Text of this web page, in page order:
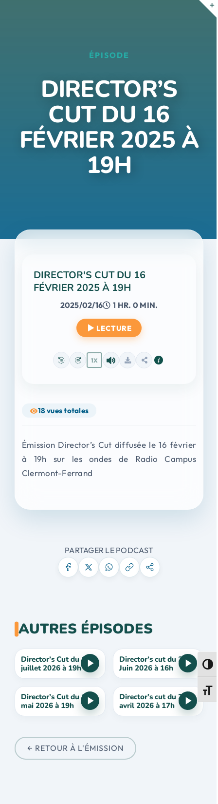
ÉPISODE
DIRECTOR’S
CUT DU 16
FÉVRIER 2025 À
19H
DIRECTOR'S CUT DU 16
FÉVRIER 2025 À 19H
2025/02/16 1 HR. 0 MIN.
LECTURE
1X
18 vues totales
Émission Director’s Cut diffusée le 16 février
à 19h sur les ondes de Radio Campus
Clermont-Ferrand
PARTAGER LE PODCAST
AUTRES ÉPISODES
Director’s Cut du 19
juillet 2026 à 19h
Director’s cut du 21
Juin 2026 à 16h
Director’s Cut du 17
mai 2026 à 19h
Director’s cut du 26
avril 2026 à 17h
← RETOUR À L'ÉMISSION